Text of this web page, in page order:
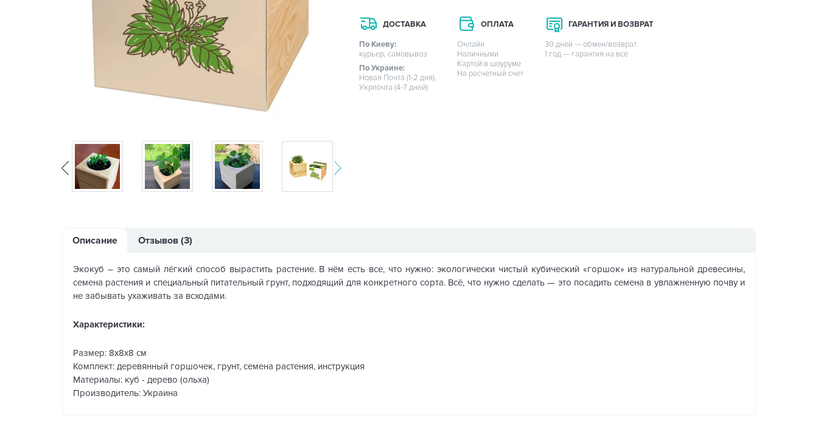
ДОСТАВКА
По Киеву:
курьер, самовывоз
По Украине:
Новая Почта (1-2 дня),
Укрпочта (4-7 дней)
ОПЛАТА
Онлайн
Наличными
Картой в шоуруме
На расчетный счет
ГАРАНТИЯ И ВОЗВРАТ
30 дней — обмен/возврат
1 год — гарантия на всё
Описание Отзывов (3)
Экокуб – это самый лёгкий способ вырастить растение. В нём есть все, что нужно: экологически чистый кубический «горшок» из натуральной древесины,
семена растения и специальный питательный грунт, подходящий для конкретного сорта. Всё, что нужно сделать — это посадить семена в увлажненную почву и
не забывать ухаживать за всходами.
Характеристики:
Размер: 8х8х8 см
Комплект: деревянный горшочек, грунт, семена растения, инструкция
Материалы: куб - дерево (ольха)
Производитель: Украина